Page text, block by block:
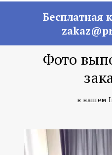
Бесплатная
Фото
в нашем